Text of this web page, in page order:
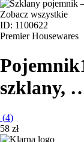
Zobacz wszystkie
ID: 1100622
Premier Housewares
Pojemnik
szklany,
(4)
58 zł